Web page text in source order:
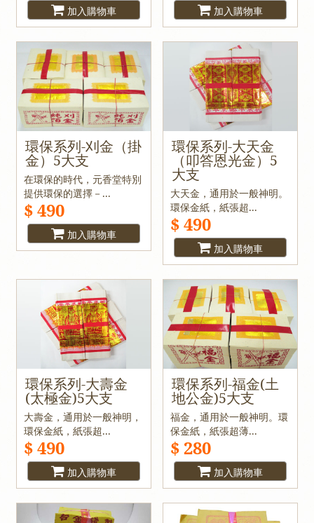
加入購物車 加入購物車
環保系列-刈金（掛
金）5大支
在環保的時代，元香堂特別
提供環保的選擇－...
$ 490
加入購物車
環保系列-大天金
（叩答恩光金）5
大支
大天金，通用於一般神明。
環保金紙，紙張超...
$ 490
加入購物車
環保系列-大壽金
(太極金)5大支
大壽金，通用於一般神明，
環保金紙，紙張超...
$ 490
加入購物車
環保系列-福金(土
地公金)5大支
福金，通用於一般神明。環
保金紙，紙張超薄...
$ 280
加入購物車